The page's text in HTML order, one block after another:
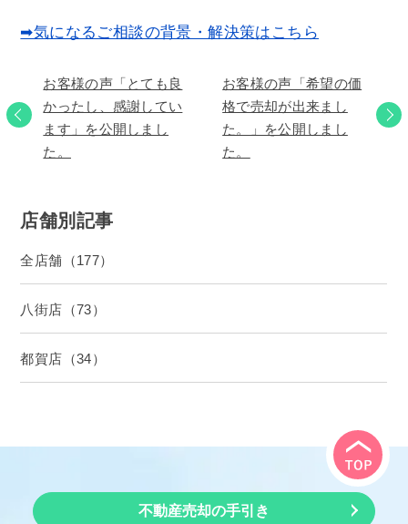
➡気になるご相談の背景・解決策はこちら
お客様の声「とても良
かったし、感謝してい
ます」を公開しまし
た。
お客様の声「希望の価
格で売却が出来まし
た。」を公開しまし
た。
店舗別記事
全店舗（177）
八街店（73）
都賀店（34）
不動産売却の手引き